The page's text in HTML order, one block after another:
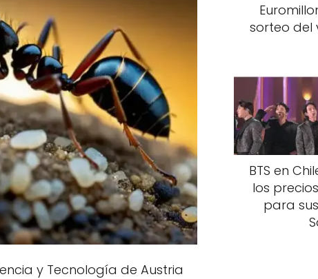
y Tecnología de Austria
sorteo del
BTS en
los
para